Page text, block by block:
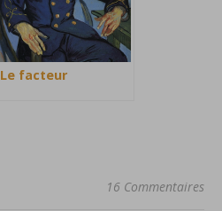
Le facteur
16 Commentaires